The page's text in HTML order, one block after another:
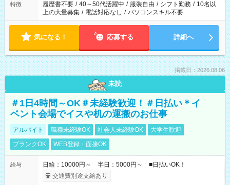
特徴 履歴書不要 / 40～50代活躍中 / 服装自由 / シフト勤務 / 10名以
上の大量募集 / 電話対応なし / パソコンスキル不要
気になる！ 応募する 詳細へ
掲載日：2026.08.06
未読
＃1日4時間～OK＃未経験歓迎！＃日払い＊イ
ベント会場でイスや机の運搬のお仕事
アルバイト 職種未経験OK 社会人未経験OK
大学生歓迎
ブランクOK
WEB登録・面接OK
給与
日給：10000円～ 半日：5000円～ ■日払いOK！
交通費別途支給あり